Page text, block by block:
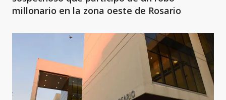
millonario en la zona oeste de Rosario